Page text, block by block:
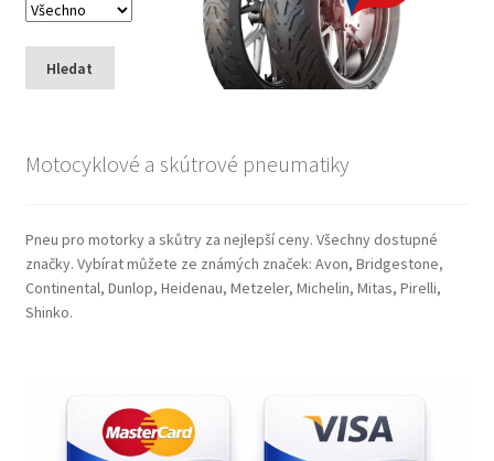
Hledat
Motocyklové a skútrové pneumatiky
Pneu pro motorky a skůtry za nejlepší ceny. Všechny dostupné
značky. Vybírat můžete ze známých značek: Avon, Bridgestone,
Continental, Dunlop, Heidenau, Metzeler, Michelin, Mitas, Pirelli,
Shinko.